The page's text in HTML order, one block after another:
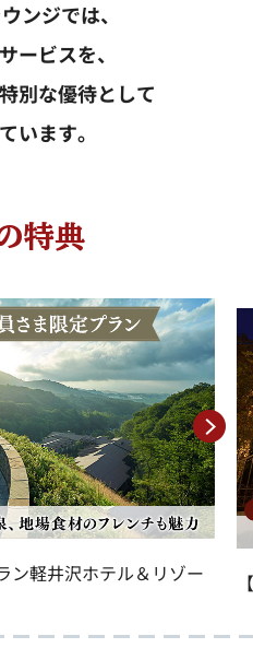
ンジでは、
ービスを、
別な優待として
います。
特典
ン軽井沢ホテル＆リゾー